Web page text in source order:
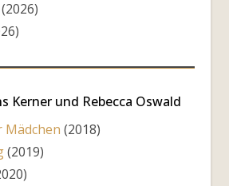
(2026)
Kerner und Rebecca Oswald
Mädchen (2018)
(2019)